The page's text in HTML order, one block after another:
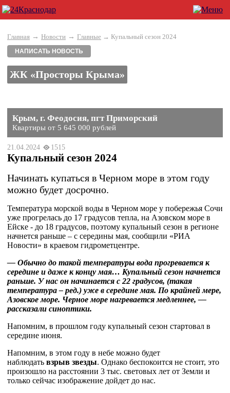
Главная → Новости → Главные → Купальный сезон 2024
НАПИСАТЬ НОВОСТЬ
ЖК «Просторы Крыма»
Крым, г. Феодосия, пгт Приморский
Квартиры от 5 645 000 рублей
21.04.2024 1515
Купальный сезон 2024
Начинать купаться в Черном море в этом году
можно будет досрочно.
Температура морской воды в Черном море у побережья Сочи
уже прогрелась до 17 градусов тепла, на Азовском море в
Ейске - до 18 градусов, поэтому купальный сезон в регионе
начнется раньше – с середины мая, сообщили «РИА
Новости» в краевом гидрометцентре.
— Обычно до такой температуры вода прогревается к
середине и даже к концу мая… Купальный сезон начнется
раньше. У нас он начинается с 22 градусов, (такая
температура – ред.) уже в середине мая. По крайней мере,
Азовское море. Черное море нагревается медленнее, —
рассказали синоптики.
Напомним, в прошлом году купальный сезон стартовал в
середине июня.
Напомним, в этом году в небе можно будет
наблюдать взрыв звезды. Однако беспокоится не стоит, это
произошло на расстоянии 3 тыс. световых лет от Земли и
только сейчас изображение дойдет до нас.